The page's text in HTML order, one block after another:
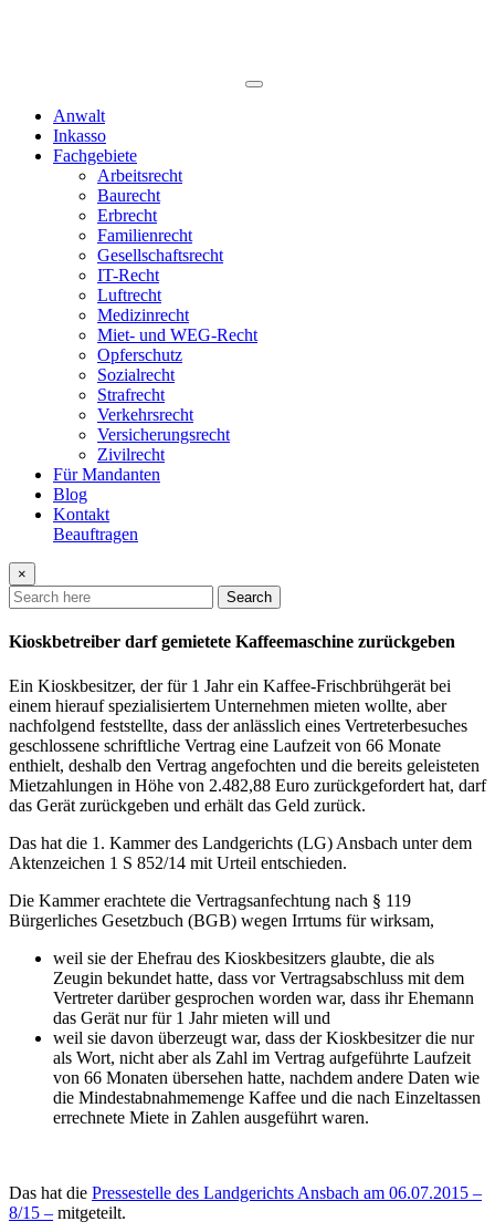
Anwalt
Inkasso
Fachgebiete
Arbeitsrecht
Baurecht
Erbrecht
Familienrecht
Gesellschaftsrecht
IT-Recht
Luftrecht
Medizinrecht
Miet- und WEG-Recht
Opferschutz
Sozialrecht
Strafrecht
Verkehrsrecht
Versicherungsrecht
Zivilrecht
Für Mandanten
Blog
Kontakt
Beauftragen
×
Search
Kioskbetreiber darf gemietete Kaffeemaschine zurückgeben
Ein Kioskbesitzer, der für 1 Jahr ein Kaffee-Frischbrühgerät bei
einem hierauf spezialisiertem Unternehmen mieten wollte, aber
nachfolgend feststellte, dass der anlässlich eines Vertreterbesuches
geschlossene schriftliche Vertrag eine Laufzeit von 66 Monate
enthielt, deshalb den Vertrag angefochten und die bereits geleisteten
Mietzahlungen in Höhe von 2.482,88 Euro zurückgefordert hat, darf
das Gerät zurückgeben und erhält das Geld zurück.
Das hat die 1. Kammer des Landgerichts (LG) Ansbach unter dem
Aktenzeichen 1 S 852/14 mit Urteil entschieden.
Die Kammer erachtete die Vertragsanfechtung nach § 119
Bürgerliches Gesetzbuch (BGB) wegen Irrtums für wirksam,
weil sie der Ehefrau des Kioskbesitzers glaubte, die als
Zeugin bekundet hatte, dass vor Vertragsabschluss mit dem
Vertreter darüber gesprochen worden war, dass ihr Ehemann
das Gerät nur für 1 Jahr mieten will und
weil sie davon überzeugt war, dass der Kioskbesitzer die nur
als Wort, nicht aber als Zahl im Vertrag aufgeführte Laufzeit
von 66 Monaten übersehen hatte, nachdem andere Daten wie
die Mindestabnahmemenge Kaffee und die nach Einzeltassen
errechnete Miete in Zahlen ausgeführt waren.
Das hat die Pressestelle des Landgerichts Ansbach am 06.07.2015 –
8/15 – mitgeteilt.